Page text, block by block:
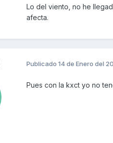
Lo del viento, no he
afecta.
Publicado 14 de Enero del
Pues con la kxct yo no